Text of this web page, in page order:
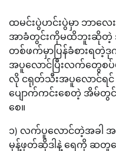
ထမင်းပွဲဟင်းပွဲမှာ ဘာလေး
အာခံတွင်းကိုမထိဘူးဆို
တစ်ဖက်မှာပြန်ခံစားရတဲ့
အပူလောင်ပြီးလက်တွေစပ်ဖ
လို ငရုတ်သီးအပူလောင်ရင်
ပျောက်ကင်းစေတဲ့ အိမ်တွင်
စေ။
၁) လက်ပူလောင်တဲ့အခါ
မုန့်ဖုတ်ဆိုဒါနဲ့ ရေကို ဆတူ